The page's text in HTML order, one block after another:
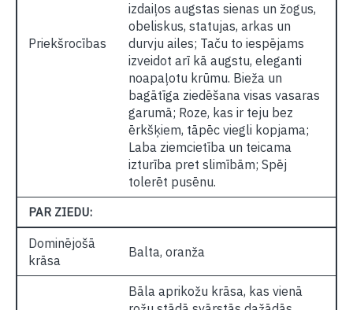
Priekšrocības
izdaiļos augstas sienas un žogus,
obeliskus, statujas, arkas un
durvju ailes; Taču to iespējams
izveidot arī kā augstu, eleganti
noapaļotu krūmu. Bieža un
bagātīga ziedēšana visas vasaras
garumā; Roze, kas ir teju bez
ērkšķiem, tāpēc viegli kopjama;
Laba ziemcietība un teicama
izturība pret slimībām; Spēj
tolerēt pusēnu.
PAR ZIEDU:
Dominējošā
krāsa
Balta, oranža
Bāla aprikožu krāsa, kas vienā